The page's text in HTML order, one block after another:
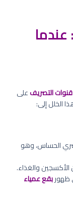
عندما
قنوات التصريفعلى
الخلل إلى:
الحساس، وهو
والغذاء.
ظهوربقع عمياء